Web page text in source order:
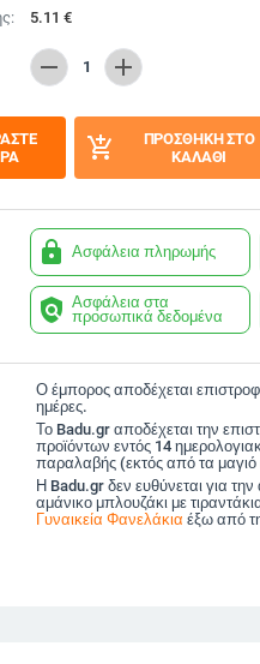
5.11 €
remove 1 add
add_shopping_cart
ΠΡΟΣΘΉΚΗ ΣΤΟ
ΚΑΛΆΘΙ
lock Ασφάλεια πληρωμής
policy Ασφάλεια στα
προσωπικά δεδομένα
Ο έμπορος αποδέχεται
ημέρες.
Το Badu.gr αποδέχεται την
προϊόντων εντός 14
παραλαβής (εκτός από τα
Η Badu.gr δεν ευθύνεται για
αμάνικο μπλουζάκι με
Γυναικεία Φανελάκια έξω από